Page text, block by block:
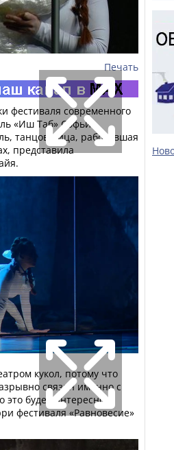
Печать
фестиваля современного
«Иш Таб» Софьи
танцовщица, работавшая
представила
кукол, потому что
связан именно с
это будет интересной
фестиваля «Равновесие»